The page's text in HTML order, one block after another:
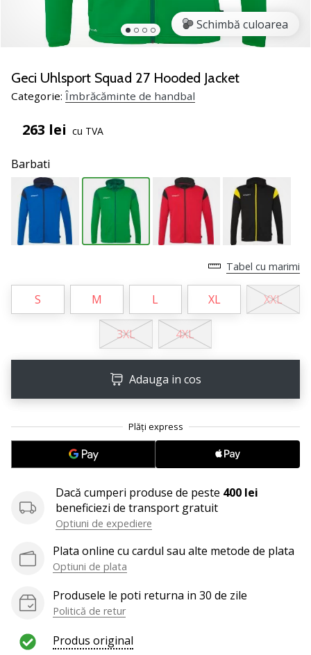
PUMA
Accelerate
NITRO
5!
care
sunt
actualizările
tehnice
și
vezi
25. 11. 2024
2 min. de lectura
al
nostru
handbal
un
handbalului
ca
noi?
Alătură-
te
nouă
Schimbă culoarea
Geci Uhlsport Squad 27 Hooded Jacket
Categorie: Îmbrăcăminte de handbal
263 lei cu TVA
Barbati
Tabel cu marimi
S M L XL XXL
3XL 4XL
Adauga in cos
Dacă cumperi produse de peste 400 lei
beneficiezi de transport gratuit
Optiuni de expediere
Plata online cu cardul sau alte metode de plata
Optiuni de plata
Produsele le poti returna in 30 de zile
Politică de retur
Produs original